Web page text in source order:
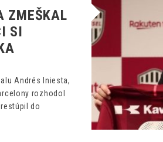
ZMEŠKAL
SI
Andrés Iniesta,
rozhodol
do